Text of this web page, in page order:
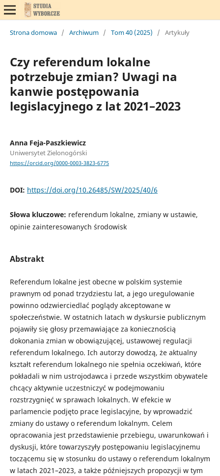
Strona domowa / Archiwum / Tom 40 (2025) / Artykuły
Czy referendum lokalne
potrzebuje zmian? Uwagi na
kanwie postępowania
legislacyjnego z lat 2021–2023
Anna Feja-Paszkiewicz
Uniwersytet Zielonogórski
https://orcid.org/0000-0003-3823-6775
DOI: https://doi.org/10.26485/SW/2025/40/6
Słowa kluczowe: referendum lokalne, zmiany w ustawie,
opinie zainteresowanych środowisk
Abstrakt
Referendum lokalne jest obecne w polskim systemie
prawnym od ponad trzydziestu lat, a jego uregulowanie
powinno odzwierciedlać poglądy akceptowane w
społeczeństwie. W ostatnich latach w dyskursie publicznym
pojawiły się głosy przemawiające za koniecznością
dokonania zmian w obowiązującej, ustawowej regulacji
referendum lokalnego. Ich autorzy dowodzą, że aktualny
kształt referendum lokalnego nie spełnia oczekiwań, które
pokładali w nim ustrojodawca i przede wszystkim obywatele
chcący aktywnie uczestniczyć w podejmowaniu
rozstrzygnięć w sprawach lokalnych. W efekcie w
parlamencie podjęto prace legislacyjne, by wprowadzić
zmiany do ustawy o referendum lokalnym. Celem
opracowania jest przedstawienie przebiegu, uwarunkowań i
dyskusji, które towarzyszyły postępowaniu legislacyjnemu
toczącemu się w stosunku do ustawy o referendum lokalnym
w latach 2021–2023, a także późniejszych propozycji w tym